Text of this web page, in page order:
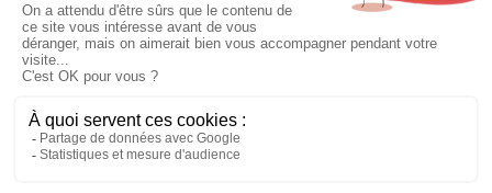
avec modération
© 1999 - 2026 Hachette Vins Shop • Tous droits réservés